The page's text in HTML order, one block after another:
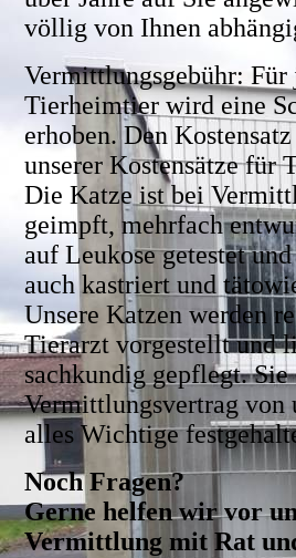
völlig von Ihnen
Vermittlungsgebühr: Für
Tierheimtier wird eine
erhoben. Den
unserer Kostensätze für
Die Katze ist bei
geimpft, mehrfach
auf Leukose getestet
auch kastriert und
Unsere Katzen werden
Tierarzt vorgestellt und
sachkundig gepflegt. Sie
Vermittlungsvertrag von
alles Wichtige
Noch Fragen?
Gerne helfen wir vor
Vermittlung mit Rat